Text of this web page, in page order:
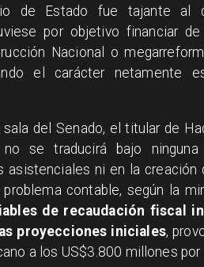
de Estado fue tajante al
por objetivo financiar
Nacional o
el carácter netamente
del Senado, el titular de
se traducirá bajo
asistenciales ni en la creación
contable, según la
de recaudación fiscal
proyecciones iniciales,
a los US$3.800 millones